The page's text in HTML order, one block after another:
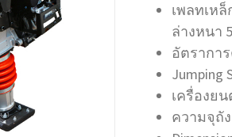
เพลทเห
ล่างหนา
อัตรากา
Jumping
เครื่องยน
ความจุถั